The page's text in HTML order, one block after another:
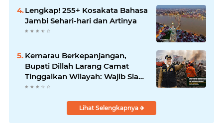
Lengkap! 255+ Kosakata Bahasa
Jambi Sehari-hari dan Artinya
Kemarau Berkepanjangan,
Bupati Dillah Larang Camat
Tinggalkan Wilayah: Wajib Siaga
Hadapi Karhutla dan Kebakaran
Lihat Selengkapnya